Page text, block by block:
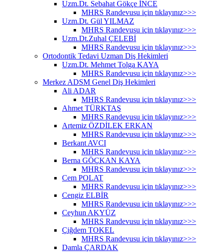
Uzm.Dt. Sebahat Gökçe İNCE
MHRS Randevusu için tıklayınız>>>
Uzm.Dt. Gül YILMAZ
MHRS Randevusu için tıklayınız>>>
Uzm.Dt.Zuhal ÇELEBİ
MHRS Randevusu için tıklayınız>>>
Ortodontik Tedavi Uzman Diş Hekimleri
Uzm.Dt. Mehmet Tolga KAYA
MHRS Randevusu için tıklayınız>>>
Merkez ADSM Genel Diş Hekimleri
Ali ADAR
MHRS Randevusu için tıklayınız>>>
Ahmet TÜRKTAŞ
MHRS Randevusu için tıklayınız>>>
Artemiz ÖZDİLEK ERKAN
MHRS Randevusu için tıklayınız>>>
Berkant AVCI
MHRS Randevusu için tıklayınız>>>
Berna GÖÇKAN KAYA
MHRS Randevusu için tıklayınız>>>
Cem POLAT
MHRS Randevusu için tıklayınız>>>
Cengiz ELBİR
MHRS Randevusu için tıklayınız>>>
Ceyhun AKYÜZ
MHRS Randevusu için tıklayınız>>>
Çiğdem TOKEL
MHRS Randevusu için tıklayınız>>>
Damla ÇARDAK